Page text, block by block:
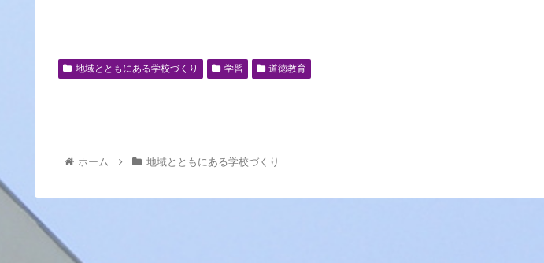
地域とともにある学校づくり 学習 道徳教育
ホーム 地域とともにある学校づくり